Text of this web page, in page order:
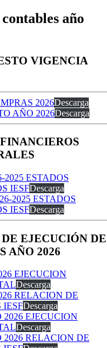
año
VIGENCIA
2026Descarga
AÑO 2026Descarga
2025 ESTADOS
IESFDescarga
2025 ESTADOS
IESFDescarga
EJECUCIÓN DE
AÑO 2026
EJECUCION
Descarga
RELACION DE
IESFDescarga
2026 EJECUCION
Descarga
2026 RELACION DE